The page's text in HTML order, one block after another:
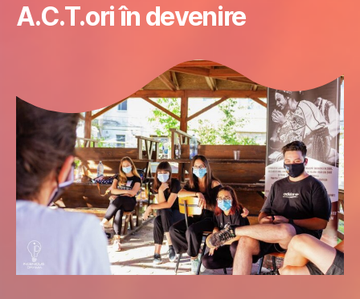
A.C.T.ori în devenire